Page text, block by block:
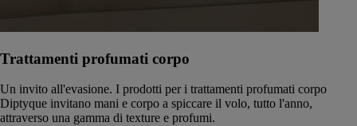
Trattamenti profumati corpo
Un invito all'evasione. I prodotti per i trattamenti profumati corpo
Diptyque invitano mani e corpo a spiccare il volo, tutto l'anno,
attraverso una gamma di texture e profumi.